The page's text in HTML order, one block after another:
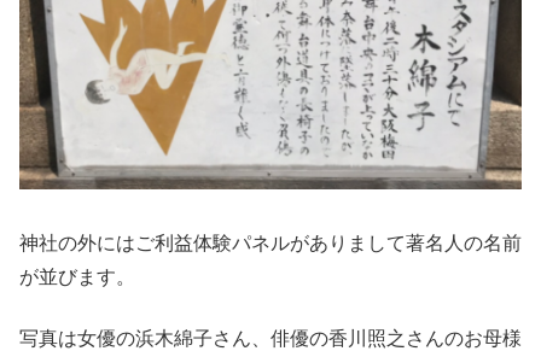
神社の外にはご利益体験パネルがありまして著名人の名前
が並びます。
写真は女優の浜木綿子さん、俳優の香川照之さんのお母様